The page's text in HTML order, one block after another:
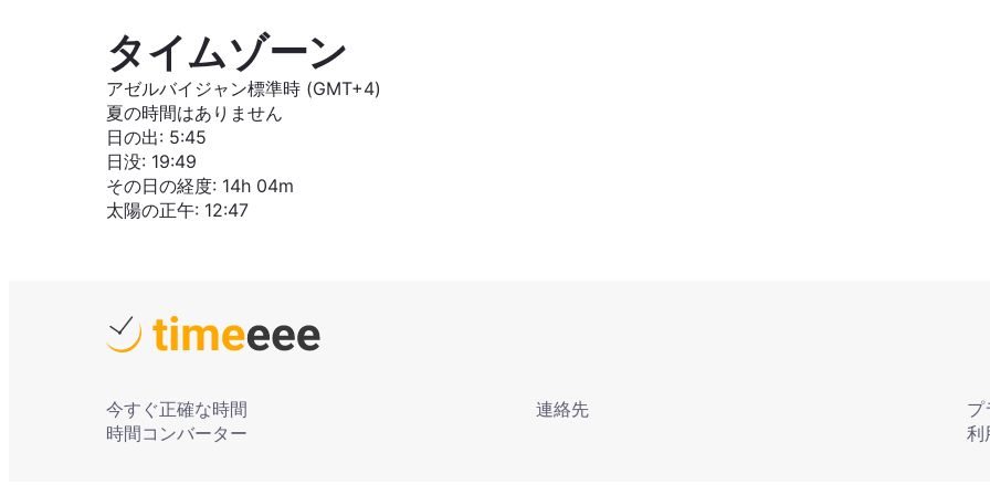
タイムゾーン
アゼルバイジャン標準時 (GMT+4)
夏の時間はありません
日の出: 5:45
日没: 19:49
その日の経度: 14h 04m
太陽の正午: 12:47
今すぐ正確な時間
時間コンバーター
連絡先
プ
利